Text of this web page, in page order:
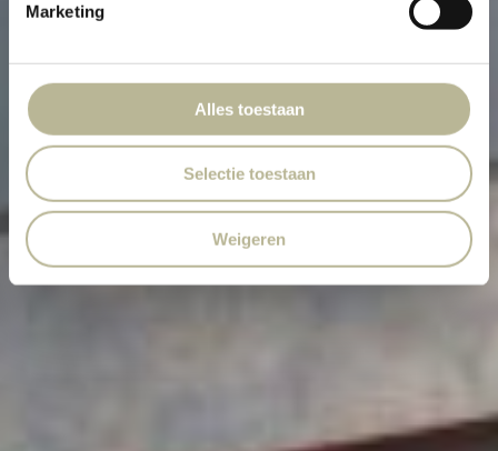
Marketing
Alles toestaan
Selectie toestaan
Weigeren